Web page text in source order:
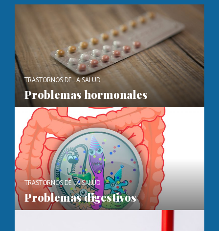
TRASTORNOS DE LA SALUD
Problemas hormonales
TRASTORNOS DE LA SALUD
Problemas digestivos